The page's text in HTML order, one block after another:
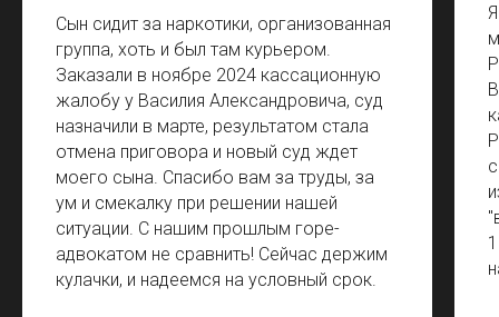
Сын сидит за наркотики, организованная
группа, хоть и был там курьером.
Заказали в ноябре 2024 кассационную
жалобу у Василия Александровича, суд
назначили в марте, результатом стала
отмена приговора и новый суд ждет
моего сына. Спасибо вам за труды, за
ум и смекалку при решении нашей
ситуации. С нашим прошлым горе-
адвокатом не сравнить! Сейчас держим
кулачки, и надеемся на условный срок.